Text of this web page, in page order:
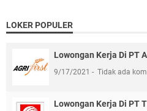
LOKER POPULER
Lowongan Kerja Di PT
9/17/2021 Tidak ada
Lowongan Kerja Di PT